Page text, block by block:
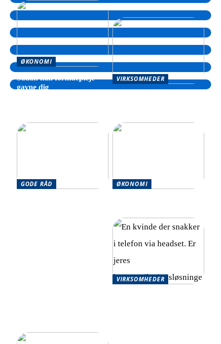
ØKONOMI
Sådan kan formuepleje
gavne dig
VIRKSOMHEDER
GODE RÅD
ØKONOMI
VIRKSOMHEDER